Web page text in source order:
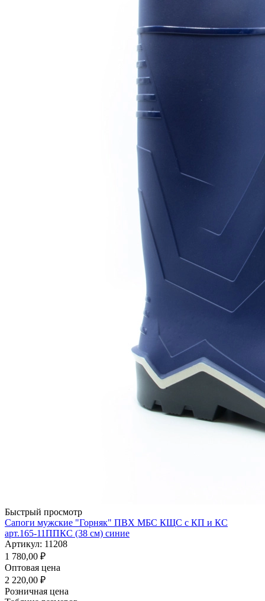
Быстрый просмотр
Сапоги мужские "Горняк" ПВХ МБС КЩС с КП и КС
арт.165-11ППКС (38 см) синие
Артикул: 11208
1 780,00 ₽
Оптовая цена
2 220,00 ₽
Розничная цена